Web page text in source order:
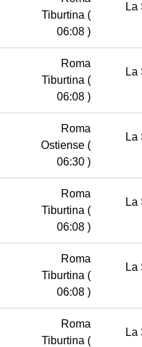
Tiburtina (
06:08 )
La
Roma
Tiburtina (
06:08 )
La
Roma
Ostiense (
06:30 )
La
Roma
Tiburtina (
06:08 )
La
Roma
Tiburtina (
06:08 )
La
Roma
Tiburtina (
La